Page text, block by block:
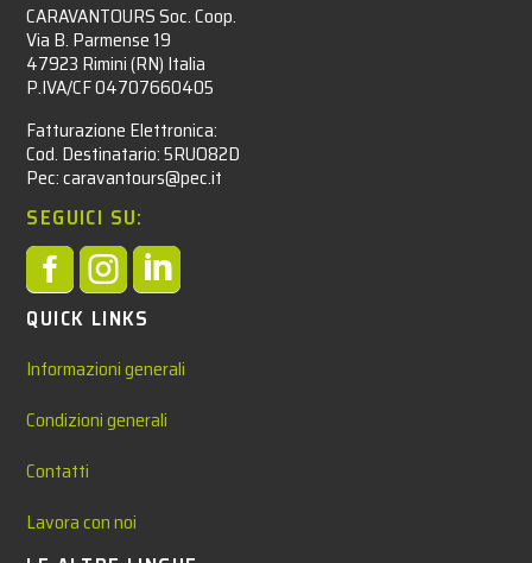
CARAVANTOURS Soc. Coop.
Via B. Parmense 19
47923 Rimini (RN) Italia
P.IVA/CF 04707660405
Fatturazione Elettronica:
Cod. Destinatario: 5RUO82D
Pec: caravantours@pec.it
SEGUICI SU:

QUICK LINKS
Informazioni generali
Condizioni generali
Contatti
Lavora con noi